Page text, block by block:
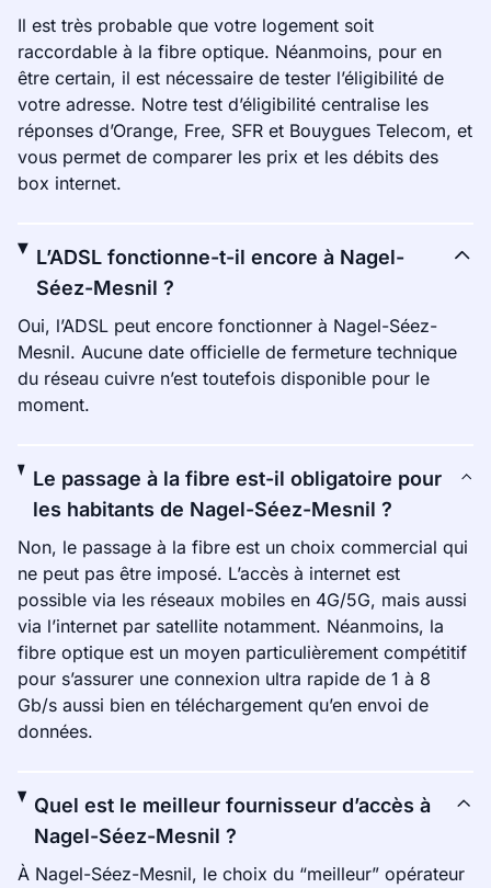
Il est très probable que votre logement soit
raccordable à la fibre optique. Néanmoins, pour en
être certain, il est nécessaire de tester l’éligibilité de
votre adresse. Notre test d’éligibilité centralise les
réponses d’Orange, Free, SFR et Bouygues Telecom, et
vous permet de comparer les prix et les débits des
box internet.
L’ADSL fonctionne-t-il encore à Nagel-
Séez-Mesnil ?
Oui, l’ADSL peut encore fonctionner à Nagel-Séez-
Mesnil. Aucune date officielle de fermeture technique
du réseau cuivre n’est toutefois disponible pour le
moment.
Le passage à la fibre est-il obligatoire pour
les habitants de Nagel-Séez-Mesnil ?
Non, le passage à la fibre est un choix commercial qui
ne peut pas être imposé. L’accès à internet est
possible via les réseaux mobiles en 4G/5G, mais aussi
via l’internet par satellite notamment. Néanmoins, la
fibre optique est un moyen particulièrement compétitif
pour s’assurer une connexion ultra rapide de 1 à 8
Gb/s aussi bien en téléchargement qu’en envoi de
données.
Quel est le meilleur fournisseur d’accès à
Nagel-Séez-Mesnil ?
À Nagel-Séez-Mesnil, le choix du “meilleur” opérateur